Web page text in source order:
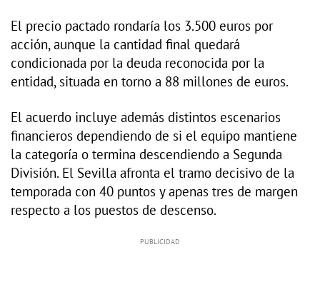
El precio pactado rondaría los 3.500 euros por
acción, aunque la cantidad final quedará
condicionada por la deuda reconocida por la
entidad, situada en torno a 88 millones de euros.
El acuerdo incluye además distintos escenarios
financieros dependiendo de si el equipo mantiene
la categoría o termina descendiendo a Segunda
División. El Sevilla afronta el tramo decisivo de la
temporada con 40 puntos y apenas tres de margen
respecto a los puestos de descenso.